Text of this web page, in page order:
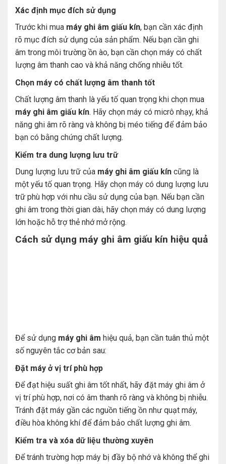
Xác định mục đích sử dụng
Trước khi mua máy ghi âm giấu kín, bạn cần xác định
rõ mục đích sử dụng của sản phẩm. Nếu bạn cần ghi
âm trong môi trường ồn ào, bạn cần chọn máy có chất
lượng âm thanh cao và khả năng chống nhiễu tốt.
Chọn máy có chất lượng âm thanh tốt
Chất lượng âm thanh là yếu tố quan trọng khi chọn mua
máy ghi âm giấu kín. Hãy chọn máy có micrô nhạy, khả
năng ghi âm rõ ràng và không bị méo tiếng để đảm bảo
bạn có bằng chứng chất lượng.
Kiểm tra dung lượng lưu trữ
Dung lượng lưu trữ của máy ghi âm giấu kín cũng là
một yếu tố quan trọng. Hãy chọn máy có dung lượng lưu
trữ phù hợp với nhu cầu sử dụng của bạn. Nếu bạn cần
ghi âm trong thời gian dài, hãy chọn máy có dung lượng
lớn hoặc hỗ trợ thẻ nhớ mở rộng.
Cách sử dụng máy ghi âm giấu kín hiệu quả
Để sử dụng máy ghi âm hiệu quả, bạn cần tuân thủ một
số nguyên tắc cơ bản sau:
Đặt máy ở vị trí phù hợp
Để đạt hiệu suất ghi âm tốt nhất, hãy đặt máy ghi âm ở
vị trí phù hợp, nơi có âm thanh rõ ràng và không bị nhiễu.
Tránh đặt máy gần các nguồn tiếng ồn như quạt máy,
điều hòa không khí để đảm bảo chất lượng ghi âm.
Kiểm tra và xóa dữ liệu thường xuyên
Để tránh trường hợp máy bị đầy bộ nhớ và không thể ghi